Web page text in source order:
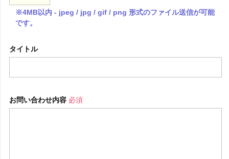
※4MB以内 - jpeg / jpg / gif / png 形式のファイル送信が可能
です。
タイトル
お問い合わせ内容 必須